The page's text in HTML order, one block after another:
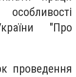
"Про
проведення